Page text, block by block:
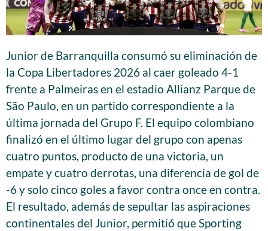
Junior de Barranquilla consumó su eliminación de
la Copa Libertadores 2026 al caer goleado 4-1
frente a Palmeiras en el estadio Allianz Parque de
São Paulo, en un partido correspondiente a la
última jornada del Grupo F. El equipo colombiano
finalizó en el último lugar del grupo con apenas
cuatro puntos, producto de una victoria, un
empate y cuatro derrotas, una diferencia de gol de
-6 y solo cinco goles a favor contra once en contra.
El resultado, además de sepultar las aspiraciones
continentales del Junior, permitió que Sporting